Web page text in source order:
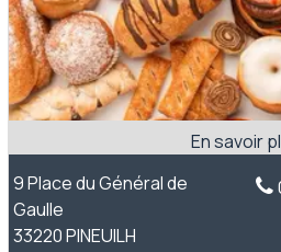
9 Place du Général de
Gaulle
33220 PINEUILH